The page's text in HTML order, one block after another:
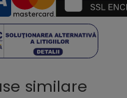
similare